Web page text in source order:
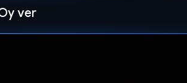
ver